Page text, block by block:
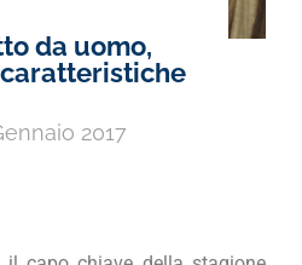
da uomo,
2017